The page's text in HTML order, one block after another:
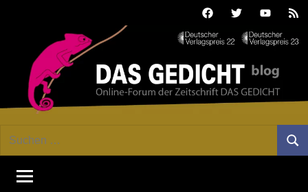
FacebookTwitterYoutube
GEDICHT
blog
Forum
von
DAS
Suchen